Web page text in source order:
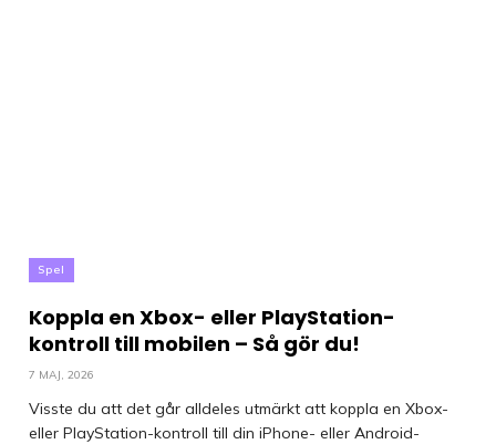
Spel
Koppla en Xbox- eller PlayStation-
kontroll till mobilen – Så gör du!
7 MAJ, 2026
Visste du att det går alldeles utmärkt att koppla en Xbox-
eller PlayStation-kontroll till din iPhone- eller Android-